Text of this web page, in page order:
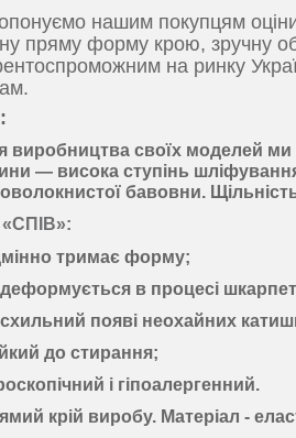
нашим покупцям
пряму форму крою, зручну
на ринку
виробництва своїх моделей
— висока ступінь
бавовни.
тримає форму;
в процесі
появі неохайних
до стирання;
і гіпоалергенний.
крій виробу. Матеріал -